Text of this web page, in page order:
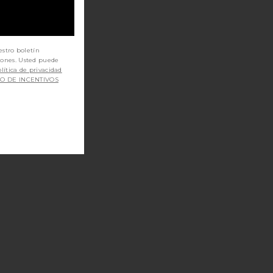
EL CABELLO LIFT HAIR ROLLER AND CLIP SET
boletín
Usted puede
de privacidad
DE INCENTIVOS